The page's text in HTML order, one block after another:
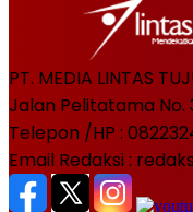
PT. MEDIA LINTAS
Jalan Pelitatama No.
Telepon /HP :
Email Redaksi :